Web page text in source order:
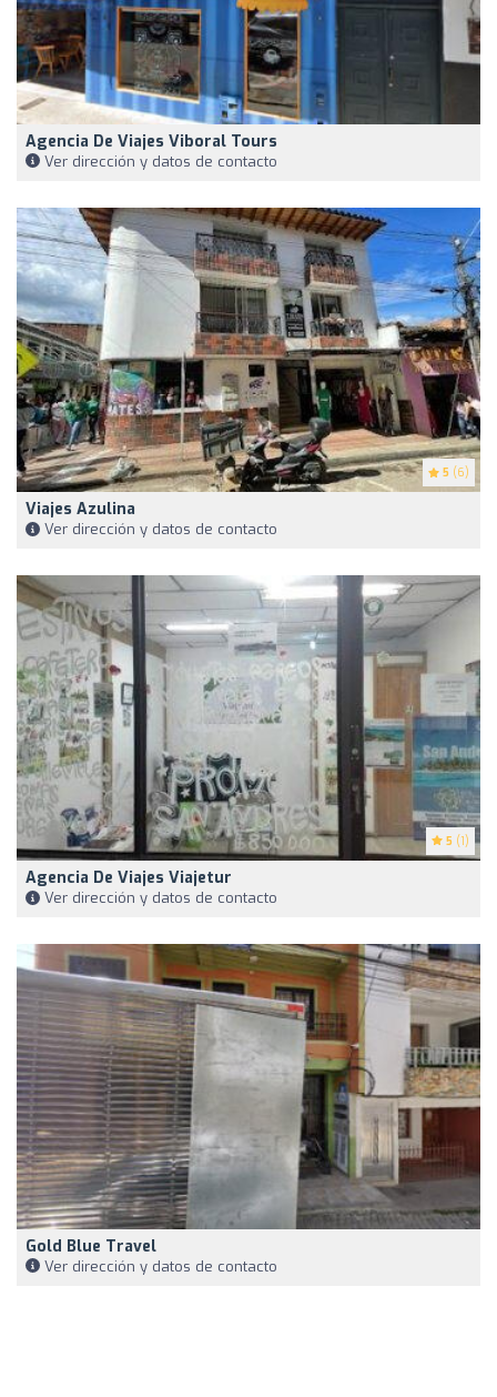
Agencia De Viajes Viboral Tours
Ver dirección y datos de contacto
5 (6)
Viajes Azulina
Ver dirección y datos de contacto
5 (1)
Agencia De Viajes Viajetur
Ver dirección y datos de contacto
Gold Blue Travel
Ver dirección y datos de contacto